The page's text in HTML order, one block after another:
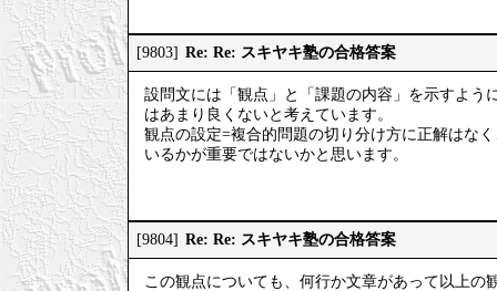
[9803] Re: Re: スキヤキ塾の合格答案
設問文には「観点」と「課題の内容」を示すよう
はあまり良くないと考えています。
観点の設定=複合的問題の切り分け方に正解はな
いるかが重要ではないかと思います。
[9804] Re: Re: スキヤキ塾の合格答案
この観点についても、何行か文章があって以上の